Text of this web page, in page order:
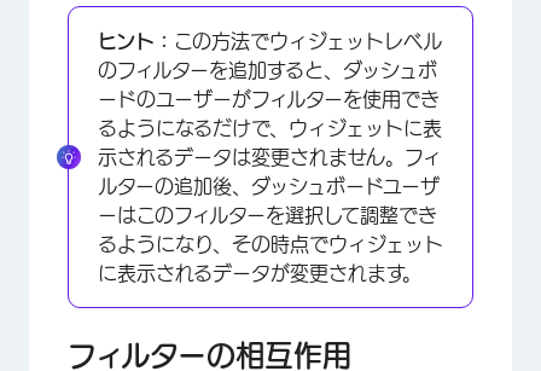
×
ヒント： この方法でウィジェットレベル
のフィルターを追加すると、ダッシュボ
ードのユーザーがフィルターを使用でき
るようになるだけで、ウィジェットに表
示されるデータは変更されません。フィ
ルターの追加後、ダッシュボードユーザ
ーはこのフィルターを選択して調整でき
るようになり、その時点でウィジェット
に表示されるデータが変更されます。
フィルターの相互作用